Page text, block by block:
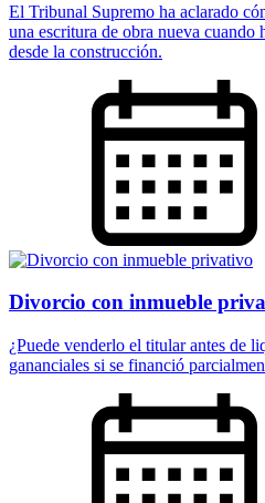
El Tribunal Supremo ha aclarado
una escritura de obra nueva cuando
desde la construcción.
Divorcio con inmueble
¿Puede venderlo el titular antes de
gananciales si se financió